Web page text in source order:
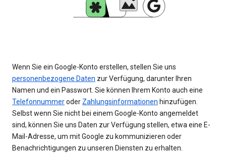
Wenn Sie ein Google-Konto erstellen, stellen Sie uns
personenbezogene Daten zur Verfügung, darunter Ihren
Namen und ein Passwort. Sie können Ihrem Konto auch eine
Telefonnummeroder Zahlungsinformationen hinzufügen.
Selbst wenn Sie nicht bei einem Google-Konto angemeldet
sind, können Sie uns Daten zur Verfügung stellen, etwa eine E-
Mail-Adresse, um mit Google zu kommunizieren oder
Benachrichtigungen zu unseren Diensten zu erhalten.